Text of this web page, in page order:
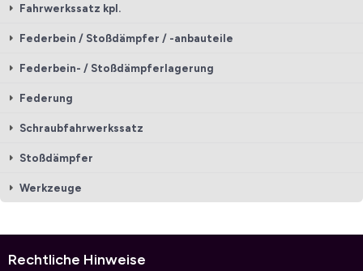
Fahrwerkssatz kpl.
Federbein / Stoßdämpfer / -anbauteile
Federbein- / Stoßdämpferlagerung
Federung
Schraubfahrwerkssatz
Stoßdämpfer
Werkzeuge
Rechtliche Hinweise